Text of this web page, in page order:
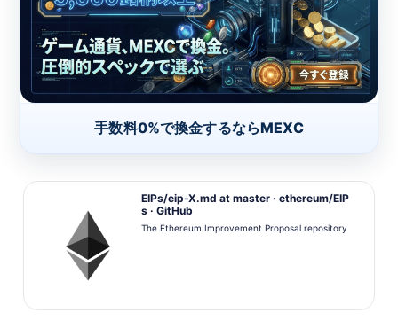
手数料0%で換金するならMEXC
EIPs/eip-X.md at master · ethereum/EIP
s · GitHub
The Ethereum Improvement Proposal repository